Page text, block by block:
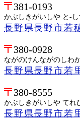
381-0193
かぶしきがいしや と-し
長野県長野市若
380-0928
ながのけんながのしわ
長野県長野市若
380-8555
かぶしきがいしや てれ
長野県長野市若